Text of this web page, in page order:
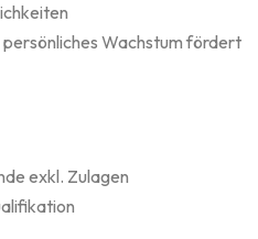
Wachstum fördert
exkl. Zulagen